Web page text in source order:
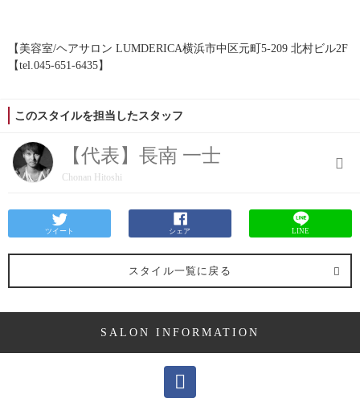
【美容室/ヘアサロン LUMDERICA横浜市中区元町5-209 北村ビル2F
【tel.045-651-6435】
このスタイルを担当したスタッフ
【代表】長南 一士
Chonan Hitoshi
ツイート シェア LINE
スタイル一覧に戻る
SALON INFORMATION